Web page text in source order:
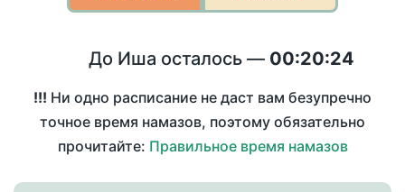
До Иша осталось — 00:20:24
!!! Ни одно расписание не даст вам безупречно
точное время намазов, поэтому обязательно
прочитайте: Правильное время намазов